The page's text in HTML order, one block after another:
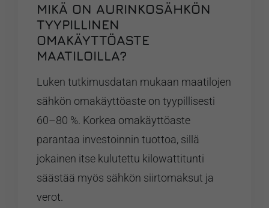
MIKÄ ON AURINKOSÄHKÖN
TYYPILLINEN
OMAKÄYTTÖASTE
MAATILOILLA?
Luken tutkimusdatan mukaan maatilojen
sähkön omakäyttöaste on tyypillisesti
60–80 %. Korkea omakäyttöaste
parantaa investoinnin tuottoa, sillä
jokainen itse kulutettu kilowattitunti
säästää myös sähkön siirtomaksut ja
verot.